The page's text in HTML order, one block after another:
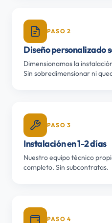
PASO 2
Diseño personalizado
Dimensionamos la
Sin sobredimensionar ni
PASO 3
Instalación en 1-2 días
Nuestro equipo técnico
completo. Sin subcontratas.
PASO 4